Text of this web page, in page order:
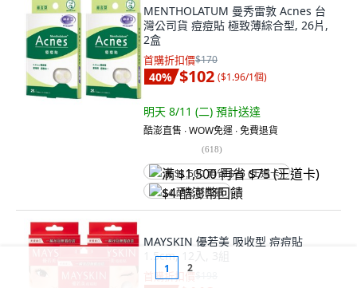
MENTHOLATUM 曼秀雷敦 Acnes 台
灣公司貨 痘痘貼 極致薄綜合型, 26片,
2盒
首購折扣價$170
40% $102 ($1.96/1個)
明天 8/11 (二) 預計送達
酷澎直售 ∙ WOW免運 ∙ 免費退貨
(618)
满 $1,500 再省 $75 (王道卡)
$4 酷澎幣回饋
MAYSKIN 優若美 吸收型 痘痘貼
1.5cm, 12入, 3組
首購折扣價
1 2